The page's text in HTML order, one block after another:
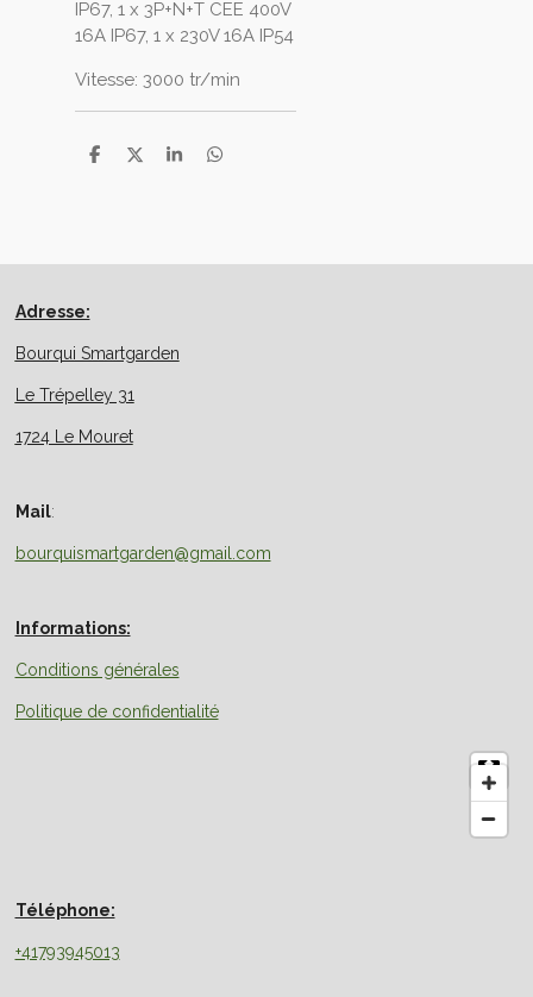
IP67, 1 x 3P+N+T CEE 400V
16A IP67, 1 x 230V 16A IP54
Vitesse: 3000 tr/min
P
e
P
e
P
e
P
e
Adresse:
Bourqui Smartgarden
Le Trépelley 31
1724 Le Mouret
Mail:
bourquismartgarden@gmail.com
Informations:
Conditions générales
Politique de confidentialité
Téléphone:
+41793945013